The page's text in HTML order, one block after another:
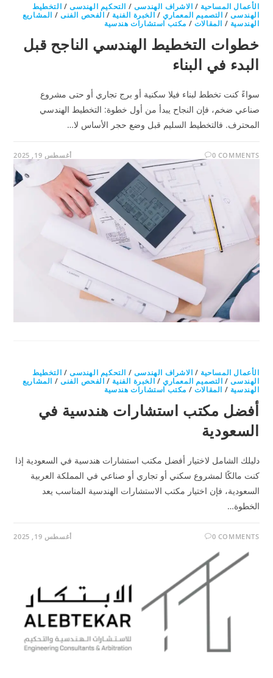
الأعمال المساحية / الاشراف الهندسى / التحكيم الهندسى / التخطيط
الهندسى/ التصميم المعماري / الخبرة الفنية / الفحص الفنى / المشاريع
الهندسية / المقالات / مكتب استشارات هندسية
خطوات التخطيط الهندسي الناجح قبل
البدء في البناء
سواءً كنت تخطط لبناء فيلا سكنية أو برج تجاري أو حتى مشروع
صناعي ضخم، فإن النجاح يبدأ من أول خطوة: التخطيط الهندسي
المحترف. فالتخطيط السليم قبل وضع حجر الأساس لا…
0 COMMENTS أغسطس 19, 2025
الأعمال المساحية / الاشراف الهندسى / التحكيم الهندسى / التخطيط
الهندسى/ التصميم المعماري / الخبرة الفنية / الفحص الفنى / المشاريع
الهندسية / المقالات / مكتب استشارات هندسية
أفضل مكتب استشارات هندسية في
السعودية
دليلك الشامل لاختيار أفضل مكتب استشارات هندسية في السعودية إذا
كنت مالكًا لمشروع سكني أو تجاري أو صناعي في المملكة العربية
السعودية، فإن اختيار مكتب الاستشارات الهندسية المناسب يعد
الخطوة…
0 COMMENTS أغسطس 19, 2025